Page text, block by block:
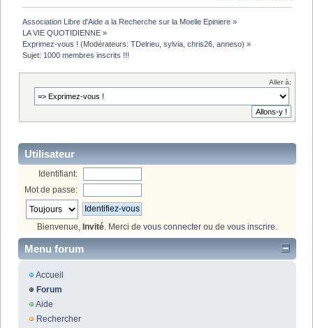
Association Libre d'Aide a la Recherche sur la Moelle Epiniere »
LA VIE QUOTIDIENNE »
Exprimez-vous ! (Modérateurs:TDelrieu ,sylvia ,chris26 ,anneso) »
Sujet: 1000 membres inscrits !!!
Aller à:
Utilisateur
Identifiant:
Mot de passe:
Bienvenue, Invité . Merci de vous connecter ou de vous inscrire
Menu forum
Accueil
Forum
Aide
Rechercher